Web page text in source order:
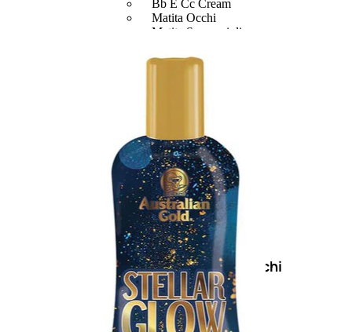
Bb E Cc Cream
Matita Occhi
Matita Sopracciglia
Eyeliner
Smalto Effetti Speciali
Solventi Unghie
Occhi
Palette